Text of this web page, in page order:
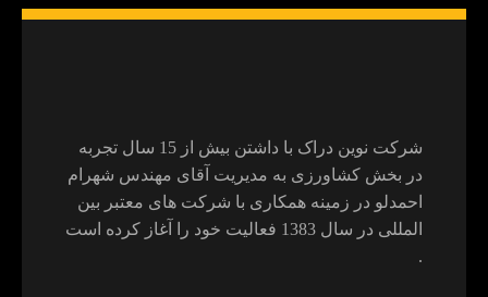
شرکت نوین دراک با داشتن بیش از 15 سال تجربه
در بخش کشاورزی به مدیریت آقای مهندس شهرام
احمدلو در زمینه همکاری با شرکت های معتبر بین
المللی در سال 1383 فعالیت خود را آغاز کرده است
.